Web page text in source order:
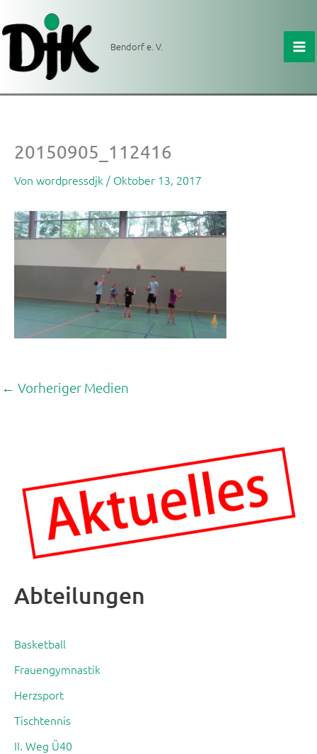
Inhalt
springen
Bendorf e. V.
Abteilungen
Basketball
Frauengymnastik
Herzsport
Tischtennis
II. Weg Ü40
20150905_112416
Von wordpressdjk / Oktober 13, 2017
← Vorheriger Medien